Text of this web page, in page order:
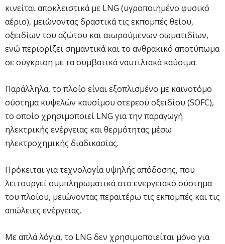
κινείται αποκλειστικά με LNG (υγροποιημένο φυσικό
αέριο), μειώνοντας δραστικά τις εκπομπές θείου,
οξειδίων του αζώτου και αιωρούμενων σωματιδίων,
ενώ περιορίζει σημαντικά και το ανθρακικό αποτύπωμα
σε σύγκριση με τα συμβατικά ναυτιλιακά καύσιμα.
Παράλληλα, το πλοίο είναι εξοπλισμένο με καινοτόμο
σύστημα κυψελών καυσίμου στερεού οξειδίου (SOFC),
το οποίο χρησιμοποιεί LNG για την παραγωγή
ηλεκτρικής ενέργειας και θερμότητας μέσω
ηλεκτροχημικής διαδικασίας.
Πρόκειται για τεχνολογία υψηλής απόδοσης, που
λειτουργεί συμπληρωματικά στο ενεργειακό σύστημα
του πλοίου, μειώνοντας περαιτέρω τις εκπομπές και τις
απώλειες ενέργειας.
Με απλά λόγια, το LNG δεν χρησιμοποιείται μόνο για